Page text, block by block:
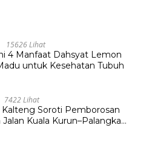
15626 Lihat
4 Manfaat Dahsyat Lemon
untuk Kesehatan Tubuh
7422 Lihat
Kalteng Soroti Pemborosan
Kuala Kurun–Palangka